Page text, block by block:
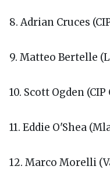
8. Adrian Cruces
9. Matteo Bertelle
10. Scott Ogden
11. Eddie O'Shea
12. Marco Morelli